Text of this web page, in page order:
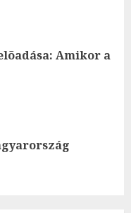
Amikor a